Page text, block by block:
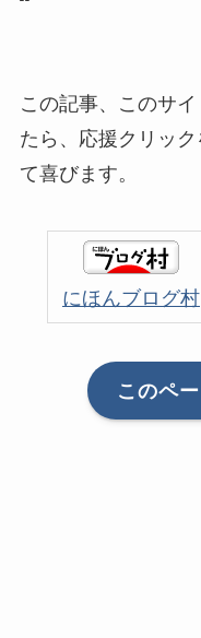
この記事、このサ
たら、応援クリッ
て喜びます。
にほんブログ村
このペ